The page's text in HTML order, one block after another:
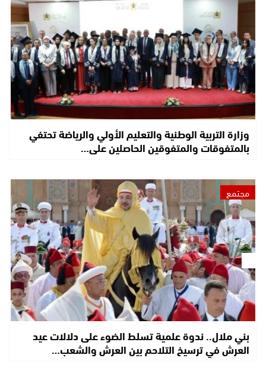
وزارة التربية الوطنية والتعليم الأولي والرياضة تحتفي
بالمتفوقات والمتفوقين الحاصلين على…
مجتمع
بني ملال.. ندوة علمية تسلط الضوء على دلالات عيد
العرش في ترسيخ التلاحم بين العرش والشعب…